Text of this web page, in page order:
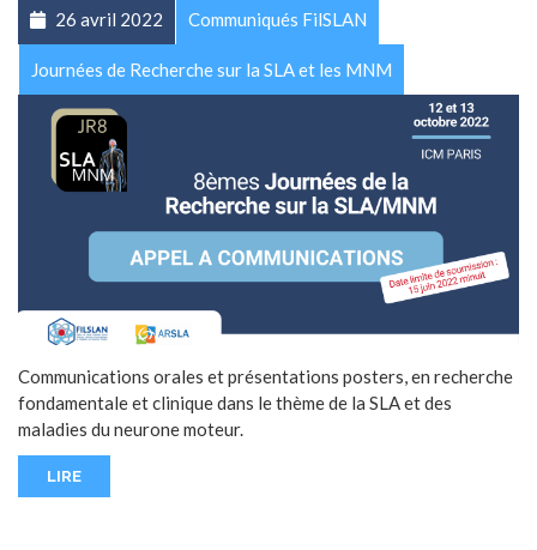
26 avril 2022 Communiqués FilSLAN
Journées de Recherche sur la SLA et les MNM
Communications orales et présentations posters, en recherche
fondamentale et clinique dans le thème de la SLA et des
maladies du neurone moteur.
LIRE